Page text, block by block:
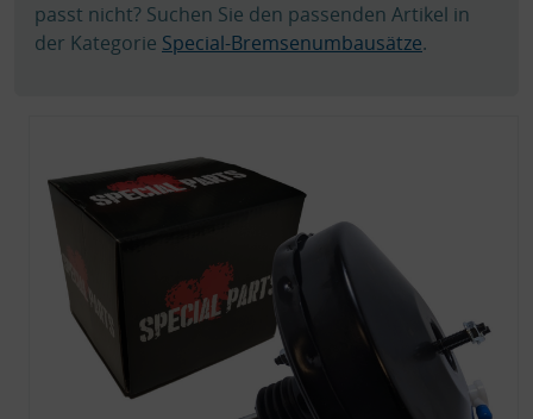
passt nicht? Suchen Sie den passenden Artikel in
der Kategorie Special-Bremsenumbausätze.